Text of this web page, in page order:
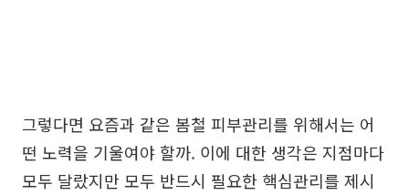
그렇다면 요즘과 같은 봄철 피부관리를 위해서는 어
떤 노력을 기울여야 할까. 이에 대한 생각은 지점마다
모두 달랐지만 모두 반드시 필요한 핵심관리를 제시